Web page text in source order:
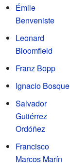
Émile
Benveniste
Leonard
Bloomfield
Franz Bopp
Ignacio Bosque
Salvador
Gutiérrez
Ordóñez
Francisco
Marcos Marín